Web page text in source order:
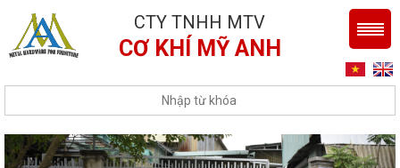
CTY TNHH MTV
CƠ KHÍ MỸ ANH